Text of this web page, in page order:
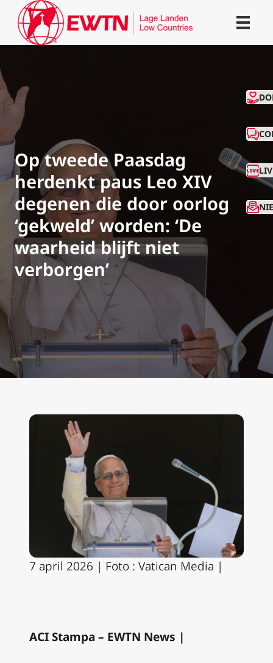
Op tweede Paasdag
herdenkt paus Leo XIV
degenen die door oorlog
‘gekweld’ worden: ‘De
waarheid blijft niet
verborgen’
7 april 2026 | Foto : Vatican Media |
ACI Stampa – EWTN News |